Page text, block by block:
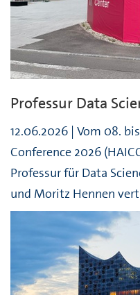
Professur Data
12.06.2026 | Vom 08.
Conference 2026
Professur für Data
und Moritz Hennen